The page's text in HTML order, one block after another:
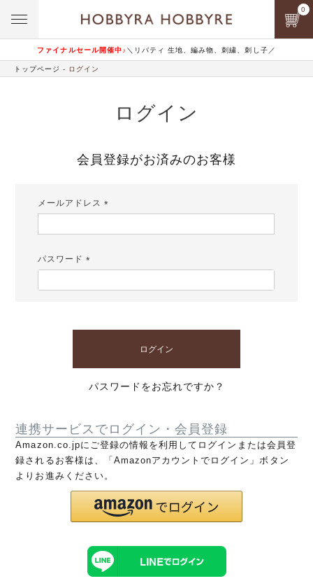
ファイナルセール開催中♪ ＼リバティ 生地、編み物、刺繍、刺し子／
0
トップページ ログイン
ログイン
会員登録がお済みのお客様
メールアドレス
パスワード
ログイン
パスワードをお忘れですか？
連携サービスでログイン・会員登録
Amazon.co.jpにご登録の情報を利用してログインまたは会員登
録されるお客様は、「Amazonアカウントでログイン」ボタン
よりお進みください。